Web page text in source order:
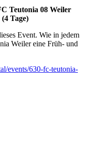
Teutonia 08 Weiler
Tage)
Event. Wie in jedem
Weiler eine Früh- und
events/630-fc-teutonia-